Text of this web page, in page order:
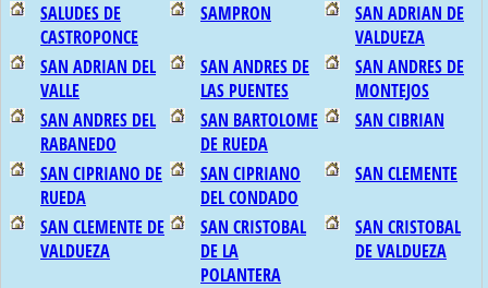
SALUDES DE
CASTROPONCE
SAMPRON
SAN ADRIAN DE
VALDUEZA
SAN ADRIAN DEL
VALLE
SAN ANDRES DE
LAS PUENTES
SAN ANDRES DE
MONTEJOS
SAN ANDRES DEL
RABANEDO
SAN BARTOLOME
DE RUEDA
SAN CIBRIAN
SAN CIPRIANO DE
RUEDA
SAN CIPRIANO
DEL CONDADO
SAN CLEMENTE
SAN CLEMENTE DE
VALDUEZA
SAN CRISTOBAL
DE LA
POLANTERA
SAN CRISTOBAL
DE VALDUEZA